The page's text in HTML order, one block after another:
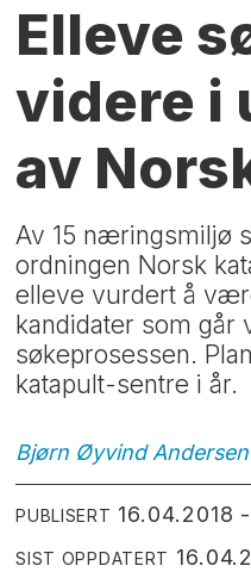
Elleve
videre i
av
Av 15 næringsmiljø
ordningen Norsk
elleve vurdert å
kandidater som går
søkeprosessen.
katapult-sentre i år.
Bjørn Øyvind Andersen
PUBLISERT 16.04.2018
SIST OPPDATERT